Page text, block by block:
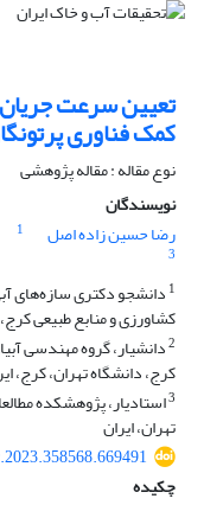
تعیین سرعت
کمک فناوری
نوع مقاله : مقاله پژوهشی
نویسندگان
رضا حسین زاده اصل
1
3
1 دانشجو دکتری سازه‌های
کشاورزی و منابع طبیعی
2دانشیار، گروه مهندسی
کرج، دانشگاه تهران، کرج،
3استادیار، پژوهشکده
تهران، ایران
چکیده